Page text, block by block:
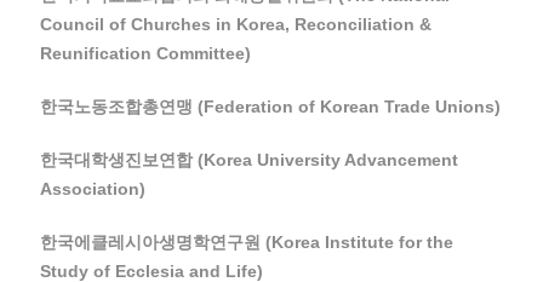
Council of Churches in Korea, Reconciliation &
Reunification Committee)
한국노동조합총연맹 (Federation of Korean Trade Unions)
한국대학생진보연합 (Korea University Advancement
Association)
한국에클레시아생명학연구원 (Korea Institute for the
Study of Ecclesia and Life)